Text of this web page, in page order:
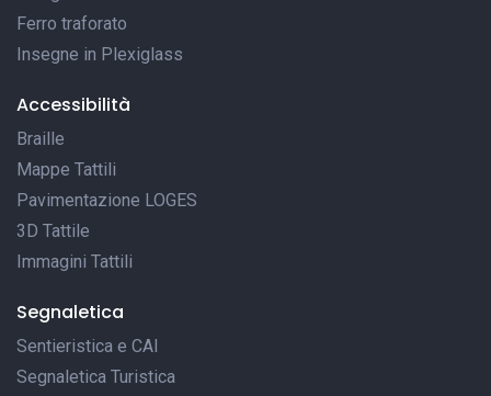
Ferro traforato
Insegne in Plexiglass
Accessibilità
Braille
Mappe Tattili
Pavimentazione LOGES
3D Tattile
Immagini Tattili
Segnaletica
Sentieristica e CAI
Segnaletica Turistica